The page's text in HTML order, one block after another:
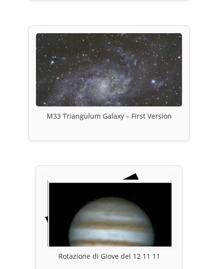
M33 Triangulum Galaxy – First Version
Rotazione di Giove del 12 11 11